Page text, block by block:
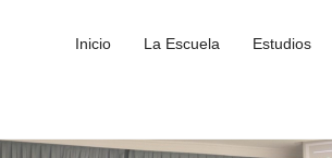
Inicio La Escuela Estudios